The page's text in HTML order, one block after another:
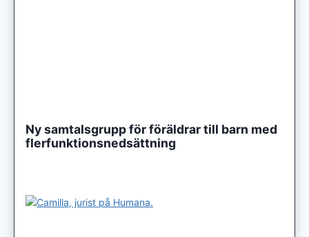
Ny samtalsgrupp för föräldrar till barn med
flerfunktionsnedsättning